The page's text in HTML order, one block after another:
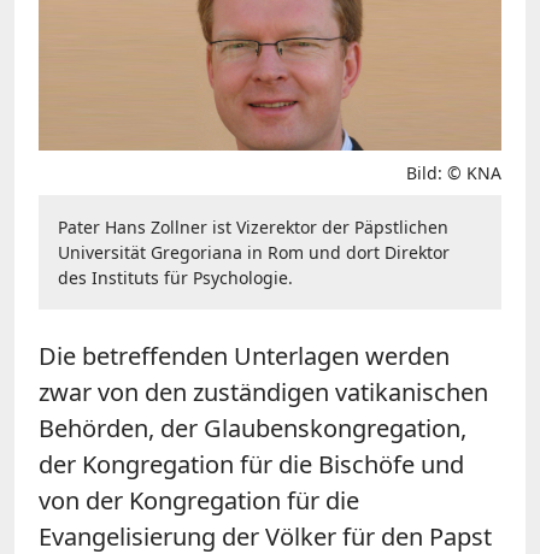
Bild: © KNA
Pater Hans Zollner ist Vizerektor der Päpstlichen
Universität Gregoriana in Rom und dort Direktor
des Instituts für Psychologie.
Die betreffenden Unterlagen werden
zwar von den zuständigen vatikanischen
Behörden, der Glaubenskongregation,
der Kongregation für die Bischöfe und
von der Kongregation für die
Evangelisierung der Völker für den Papst